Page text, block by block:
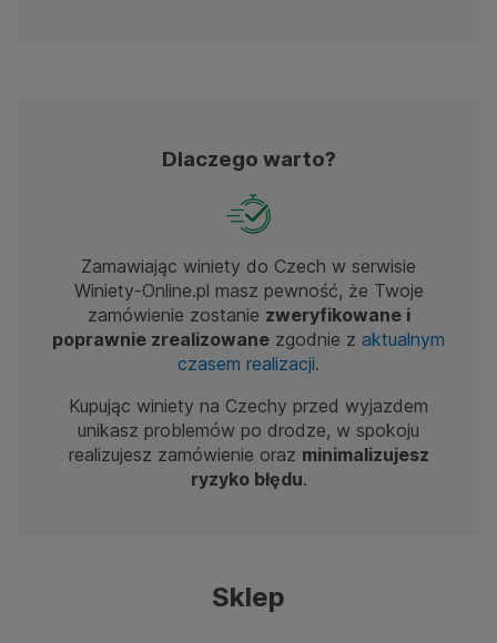
Dlaczego warto?
Zamawiając winiety do Czech w serwisie
Winiety-Online.pl masz pewność, że Twoje
zamówienie zostanie zweryfikowane i
poprawnie zrealizowane zgodnie z aktualnym
czasem realizacji.
Kupując winiety na Czechy przed wyjazdem
unikasz problemów po drodze, w spokoju
realizujesz zamówienie oraz minimalizujesz
ryzyko błędu.
Sklep